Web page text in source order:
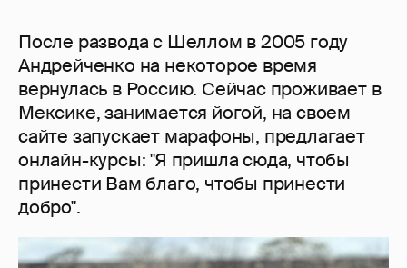
После развода с Шеллом в 2005 году
Андрейченко на некоторое время
вернулась в Россию. Сейчас проживает в
Мексике, занимается йогой, на своем
сайте запускает марафоны, предлагает
онлайн-курсы: "Я пришла сюда, чтобы
принести Вам благо, чтобы принести
добро".